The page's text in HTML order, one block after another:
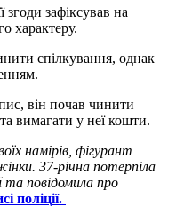
згоди зафіксував на
характеру.
спілкування, однак
він почав чинити
вимагати у неї кошти.
намірів, фігурант
37-річна потерпіла
та повідомила про
поліції.